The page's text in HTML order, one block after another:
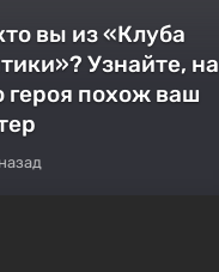
вы из «Клуба
Узнайте, на
героя похож ваш